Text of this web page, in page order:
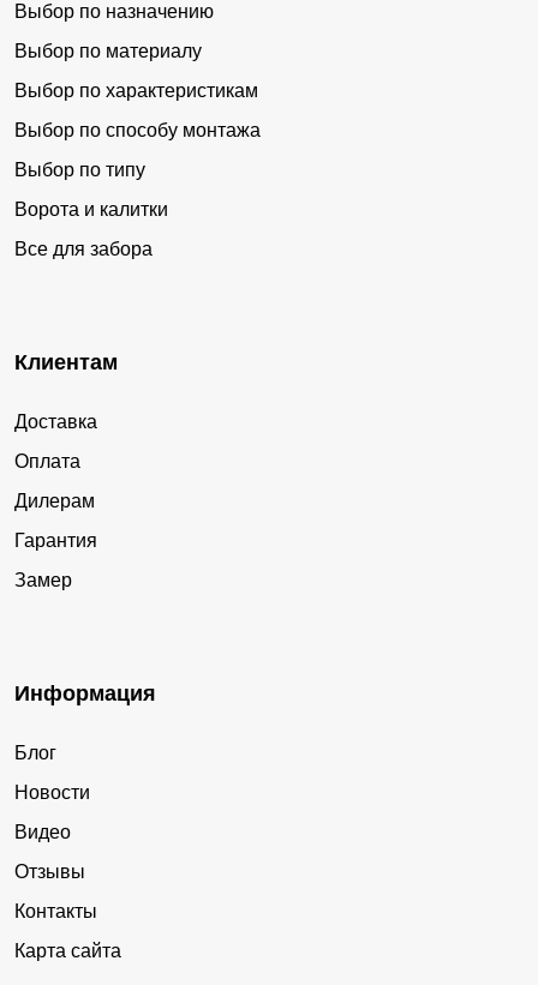
Выбор по назначению
Выбор по материалу
Выбор по характеристикам
Выбор по способу монтажа
Выбор по типу
Ворота и калитки
Все для забора
Клиентам
Доставка
Оплата
Дилерам
Гарантия
Замер
Информация
Блог
Новости
Видео
Отзывы
Контакты
Карта сайта